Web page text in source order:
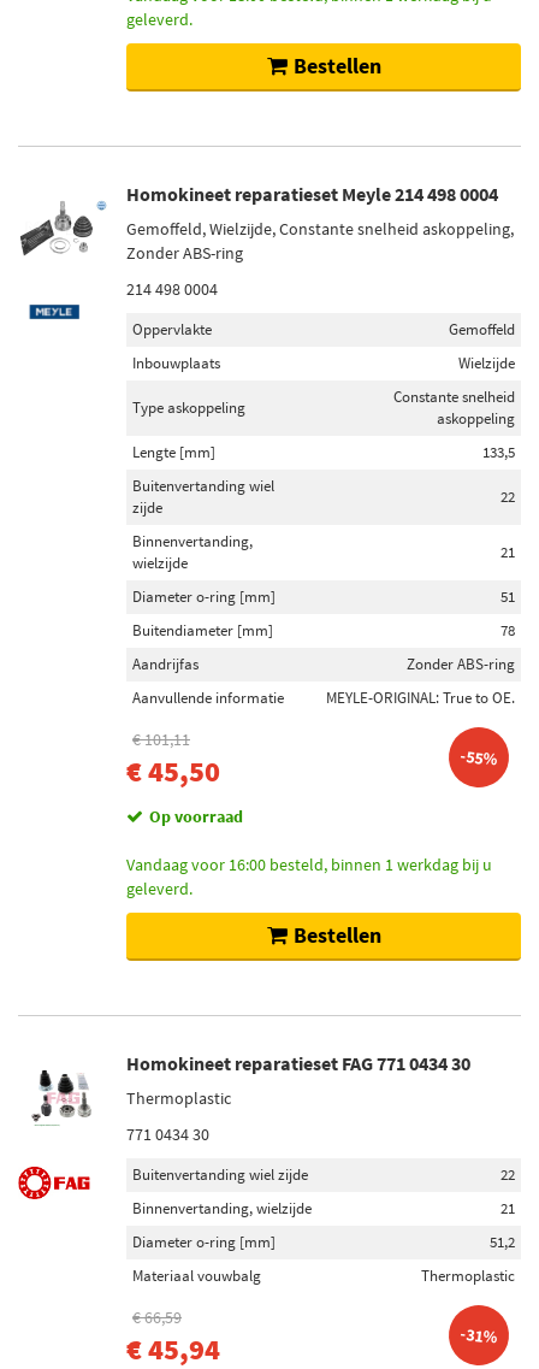
geleverd.
Bestellen
Homokineet reparatieset Meyle 214 498 0004
Gemoffeld, Wielzijde, Constante snelheid askoppeling,
Zonder ABS-ring
214 498 0004
Oppervlakte
Gemoffeld
Inbouwplaats
Wielzijde
Type askoppeling
Constante snelheid
askoppeling
Lengte [mm]
133,5
Buitenvertanding wiel
zijde
22
Binnenvertanding,
wielzijde
21
Diameter o-ring [mm]
51
Buitendiameter [mm]
78
Aandrijfas
Zonder ABS-ring
Aanvullende informatie
MEYLE-ORIGINAL: True to OE.
€ 101,11
€ 45,50 -55%
Op voorraad
Vandaag voor 16:00 besteld, binnen 1 werkdag bij u
geleverd.
Bestellen
Homokineet reparatieset FAG 771 0434 30
Thermoplastic
771 0434 30
Buitenvertanding wiel zijde
22
Binnenvertanding, wielzijde
21
Diameter o-ring [mm]
51,2
Materiaal vouwbalg
Thermoplastic
€ 66,59
€ 45,94 -31%